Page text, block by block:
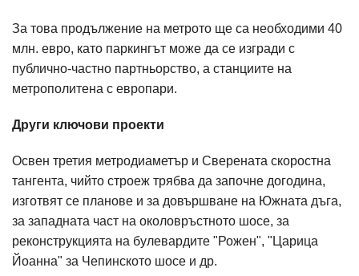
За това продължение на метрото ще са необходими 40
млн. евро, като паркингът може да се изгради с
публично-частно партньорство, а станциите на
метрополитена с европари.
Други ключови проекти
Освен третия метродиаметър и Сверената скоростна
тангента, чийто строеж трябва да започне догодина,
изготвят се планове и за довършване на Южната дъга,
за западната част на околовръстното шосе, за
реконструкцията на булевардите "Рожен", "Царица
Йоанна" за Чепинското шосе и др.